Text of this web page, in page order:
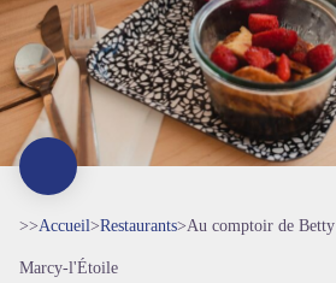
>>Accueil>Restaurants>Au comptoir de Betty
Marcy-l'Étoile